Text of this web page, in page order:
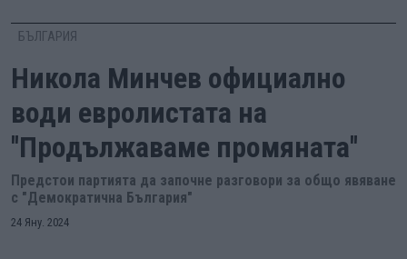
БЪЛГАРИЯ
Никола Минчев официално
води евролистата на
''Продължаваме промяната''
Предстои партията да започне разговори за общо явяване
с "Демократична България"
24 Яну. 2024